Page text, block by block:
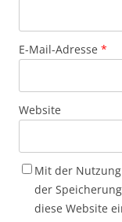
E-Mail-Adresse *
Website
Mit der
der
diese Website